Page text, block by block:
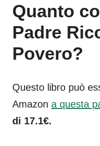
Quanto
Padre
Povero?
Questo libro può
Amazon a questa
di 17.1€.